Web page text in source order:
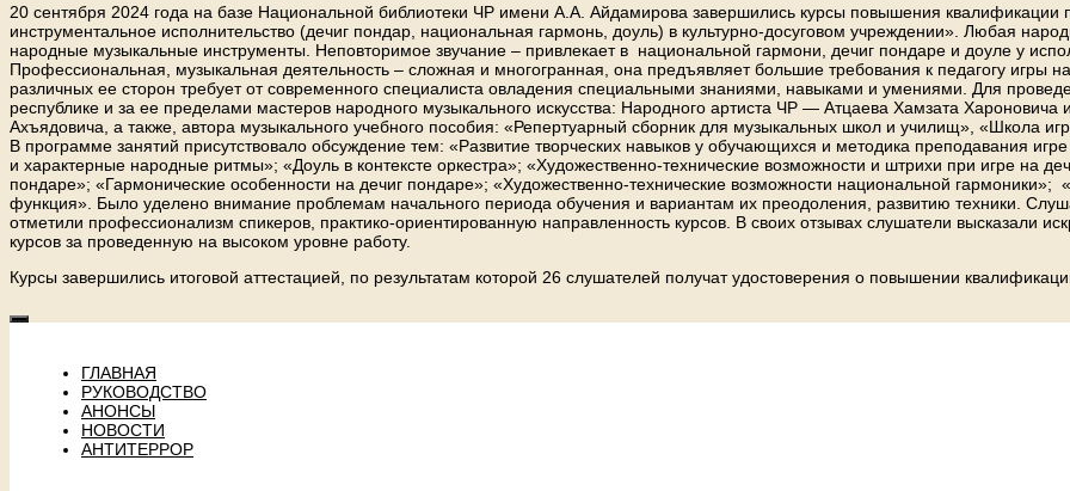
20 сентября 2024 года на базе Национальной библиотеки ЧР имени А.А. Айдамирова завершились курсы повышения
инструментальное исполнительство (дечиг пондар, национальная гармонь, доуль) в культурно-досуговом учреждении». Любая
народные музыкальные инструменты. Неповторимое звучание – привлекает в национальной гармони, дечиг пондаре и доуле у
Профессиональная, музыкальная деятельность – сложная и многогранная, она предъявляет большие требования к педагогу игры
различных ее сторон требует от современного специалиста овладения специальными знаниями, навыками и умениями. Для
республике и за ее пределами мастеров народного музыкального искусства: Народного артиста ЧР — Атцаева Хамзата
Ахъядовича, а также, автора музыкального учебного пособия: «Репертуарный сборник для музыкальных школ и училищ», «Школа
В программе занятий присутствовало обсуждение тем: «Развитие творческих навыков у обучающихся и методика преподавания
и характерные народные ритмы»; «Доуль в контексте оркестра»; «Художественно-технические возможности и штрихи при игре на
пондаре»; «Гармонические особенности на дечиг пондаре»; «Художественно-технические возможности национальной гармоники»;
функция». Было уделено внимание проблемам начального периода обучения и вариантам их преодоления, развитию техники.
отметили профессионализм спикеров, практико-ориентированную направленность курсов. В своих отзывах слушатели высказали
курсов за проведенную на высоком уровне работу.
Курсы завершились итоговой аттестацией, по результатам которой 26 слушателей получат удостоверения о повышении
ГЛАВНАЯ
РУКОВОДСТВО
АНОНСЫ
НОВОСТИ
АНТИТЕРРОР